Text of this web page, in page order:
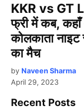
KKR vs GT
फ्री में कब,
कोलकाता
का मैच
by Naveen Sharma
April 29, 2023
Recent Posts